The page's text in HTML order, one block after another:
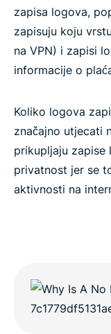
zapisa logova,
zapisuju koju
na VPN) i zapisi
informacije o
Koliko logova
značajno utjecati
prikupljaju zapise
privatnost jer se
aktivnosti na